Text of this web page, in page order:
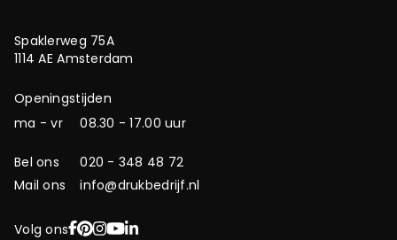
Spaklerweg 75A
1114 AE Amsterdam
Openingstijden
ma - vr
08.30 - 17.00 uur
Bel ons
020 - 348 48 72
Mail ons
info@drukbedrijf.nl
Volg onsFacebook
Pinterest
Instagram
YouTube
LinkedIn